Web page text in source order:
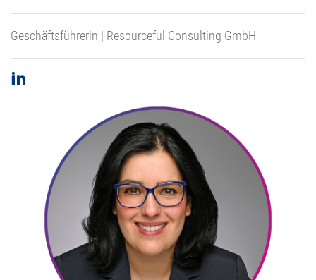
Geschäftsführerin | Resourceful Consulting GmbH